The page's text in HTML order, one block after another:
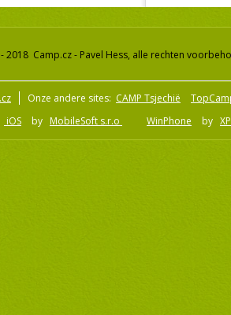
2018 Camp.cz - Pavel Hess, alle rechten
Onze andere sites: CAMP Tsjechië
iOS by MobileSoft s.r.o WinPhone by